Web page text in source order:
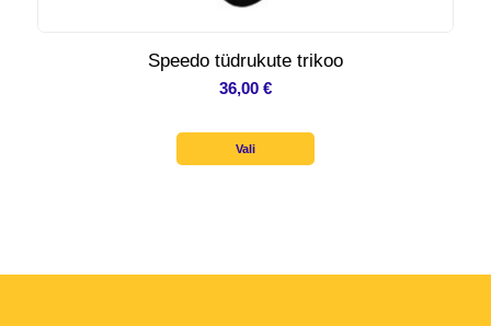
Speedo tüdrukute trikoo
36,00 €
Vali